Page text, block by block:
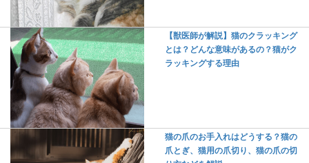
【獣医師が解説】猫のクラッキング
とは？どんな意味があるの？猫がク
ラッキングする理由
猫の爪のお手入れはどうする？猫の
爪とぎ、猫用の爪切り、猫の爪の切